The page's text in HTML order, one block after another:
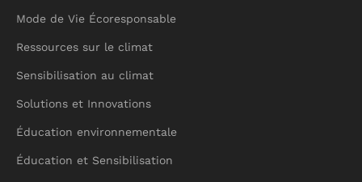
Mode de Vie Écoresponsable
Ressources sur le climat
Sensibilisation au climat
Solutions et Innovations
Éducation environnementale
Éducation et Sensibilisation